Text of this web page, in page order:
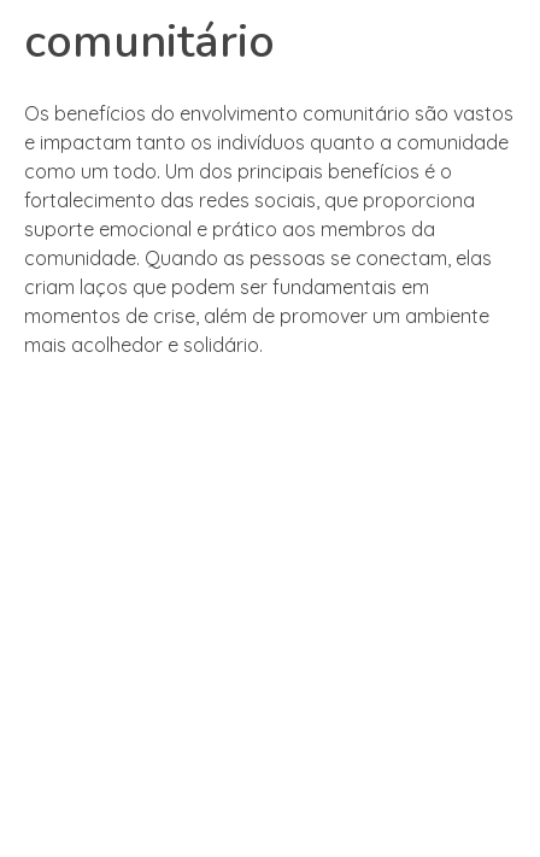
comunitário
Os benefícios do envolvimento comunitário são vastos
e impactam tanto os indivíduos quanto a comunidade
como um todo. Um dos principais benefícios é o
fortalecimento das redes sociais, que proporciona
suporte emocional e prático aos membros da
comunidade. Quando as pessoas se conectam, elas
criam laços que podem ser fundamentais em
momentos de crise, além de promover um ambiente
mais acolhedor e solidário.